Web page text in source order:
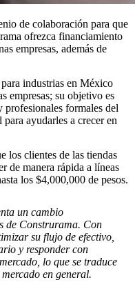
de colaboración para que
ofrezca financiamiento
empresas, además de
industrias en México
empresas; su objetivo es
profesionales formales del
ayudarles a crecer en
los clientes de las tiendas
de manera rápida a líneas
los $4,000,000 de pesos.
un cambio
de Construrama. Con
su flujo de efectivo,
y responder con
lo que se traduce
en general.